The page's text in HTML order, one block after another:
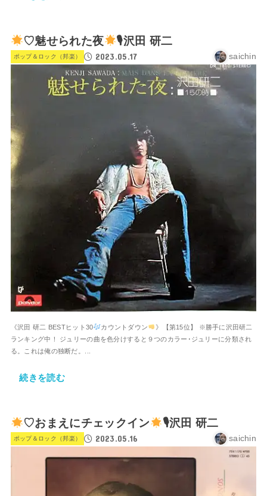
♡魅せられた夜 🎙沢田 研二
ポップ＆ロック（邦楽） 2023.05.17 saichin
《沢田 研二 BESTヒット30 カウントダウン
》【第15位】 ※勝手に沢田研二
ランキング中！ ジュリーの曲を色分けすると９つのカラー･ジュリーに分類され
る。これは俺の独断だ。...
続きを読む
♡おまえにチェックイン 🎙沢田 研二
ポップ＆ロック（邦楽） 2023.05.16 saichin